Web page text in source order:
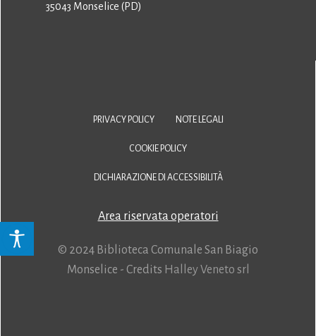
35043 Monselice (PD)
PRIVACY POLICY NOTE LEGALI
COOKIE POLICY
DICHIARAZIONE DI ACCESSIBILITÀ
Area riservata operatori
© 2024 Biblioteca Comunale San Biagio
Monselice - Credits Halley Veneto srl